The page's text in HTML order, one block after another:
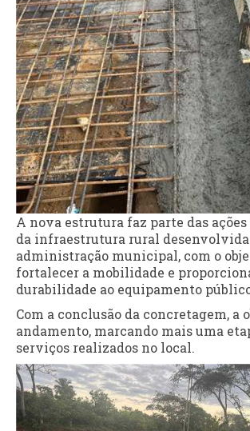
A nova estrutura faz parte das
da infraestrutura rural
administração municipal, com o
fortalecer a mobilidade e
durabilidade ao equipamento
Com a conclusão da concretagem, a
andamento, marcando mais uma
serviços realizados no local.